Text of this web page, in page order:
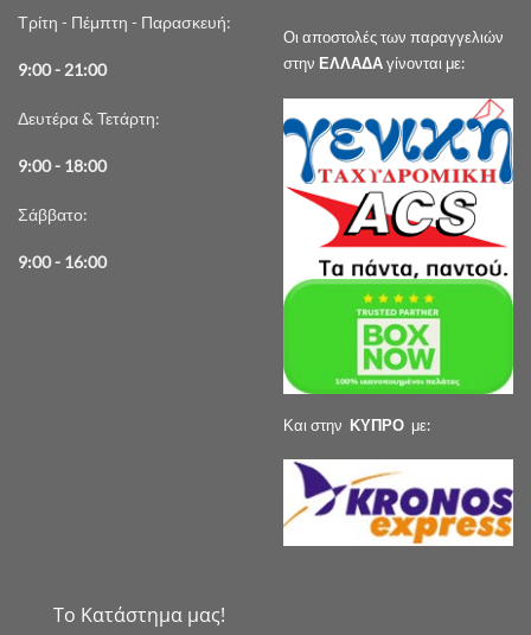
Τρίτη - Πέμπτη - Παρασκευή:
9:00 - 21:00
Δευτέρα & Τετάρτη:
9:00 - 18:00
Σάββατο:
9:00 - 16:00
Οι αποστολές των παραγγελιών
στην ΕΛΛΑΔΑγίνονται με:
Και στην ΚΥΠΡΟ με:
Το Κατάστημα μας!